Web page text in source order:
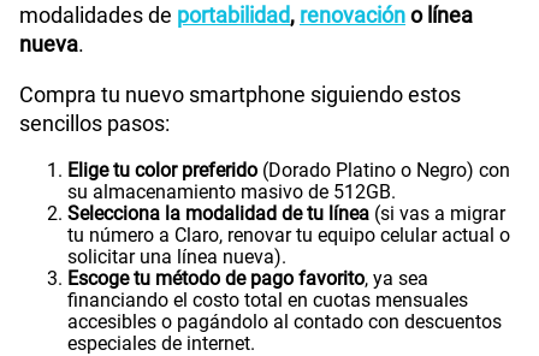
modalidades de portabilidad, renovacióno línea
nueva.
Compra tu nuevo smartphone siguiendo estos
sencillos pasos:
Elige tu color preferido (Dorado Platino o Negro) con
su almacenamiento masivo de 512GB.
Selecciona la modalidad de tu línea (si vas a migrar
tu número a Claro, renovar tu equipo celular actual o
solicitar una línea nueva).
Escoge tu método de pago favorito, ya sea
financiando el costo total en cuotas mensuales
accesibles o pagándolo al contado con descuentos
especiales de internet.